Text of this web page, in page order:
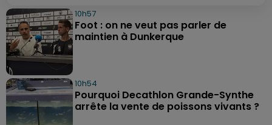
10h57
Foot : on ne veut pas parler de
maintien à Dunkerque
10h54
Pourquoi Decathlon Grande-Synthe
arrête la vente de poissons vivants ?